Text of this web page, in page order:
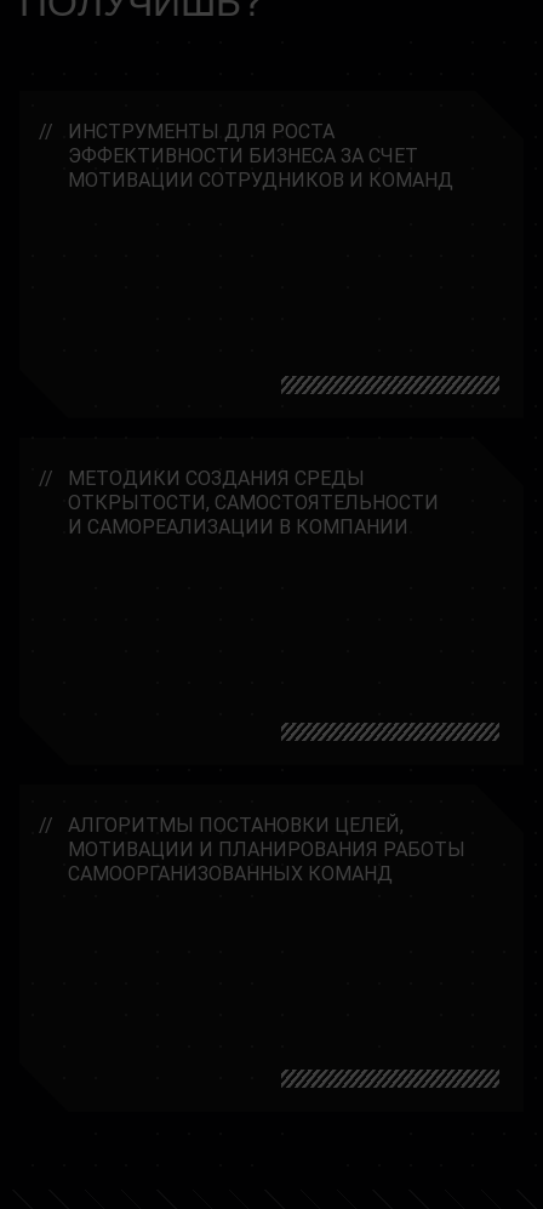
ИНСТРУМЕНТЫ ДЛЯ РОСТА
ЭФФЕКТИВНОСТИ БИЗНЕСА ЗА СЧЕТ
МОТИВАЦИИ СОТРУДНИКОВ И КОМАНД
МЕТОДИКИ СОЗДАНИЯ СРЕДЫ
ОТКРЫТОСТИ, САМОСТОЯТЕЛЬНОСТИ
И САМОРЕАЛИЗАЦИИ В КОМПАНИИ
АЛГОРИТМЫ ПОСТАНОВКИ ЦЕЛЕЙ,
МОТИВАЦИИ И ПЛАНИРОВАНИЯ РАБОТЫ
САМООРГАНИЗОВАННЫХ КОМАНД